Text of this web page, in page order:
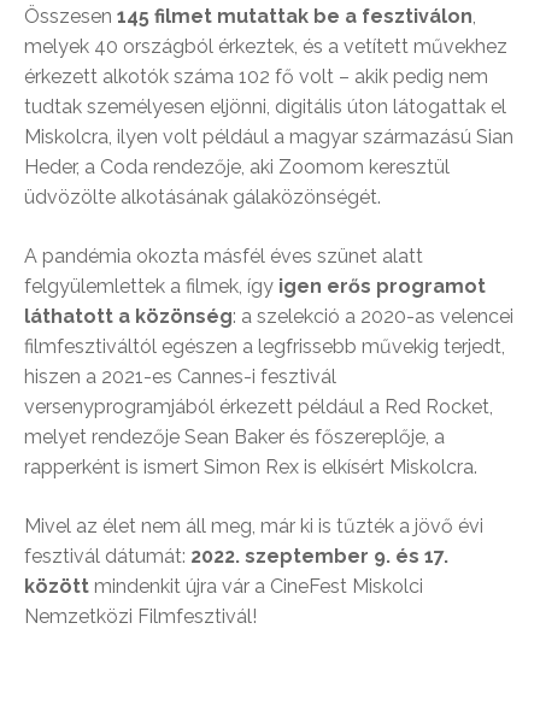
Összesen 145 filmet mutattak be a fesztiválon
melyek 40 országból érkeztek, és a vetített művekhez
érkezett alkotók száma 102 fő volt – akik pedig nem
tudtak személyesen eljönni, digitális úton látogattak el
Miskolcra, ilyen volt például a magyar származású Sian
Heder, a Coda rendezője, aki Zoomom keresztül
üdvözölte alkotásának gálaközönségét.
A pandémia okozta másfél éves szünet alatt
felgyülemlettek a filmek, így igen erős programot
láthatott a közönség: a szelekció a 2020-as velencei
filmfesztiváltól egészen a legfrissebb művekig terjedt,
hiszen a 2021-es Cannes-i fesztivál
versenyprogramjából érkezett például a Red Rocket,
melyet rendezője Sean Baker és főszereplője, a
rapperként is ismert Simon Rex is elkísért Miskolcra.
Mivel az élet nem áll meg, már ki is tűzték a jövő évi
fesztivál dátumát: 2022. szeptember 9. és 17.
között mindenkit újra vár a CineFest Miskolci
Nemzetközi Filmfesztivál!